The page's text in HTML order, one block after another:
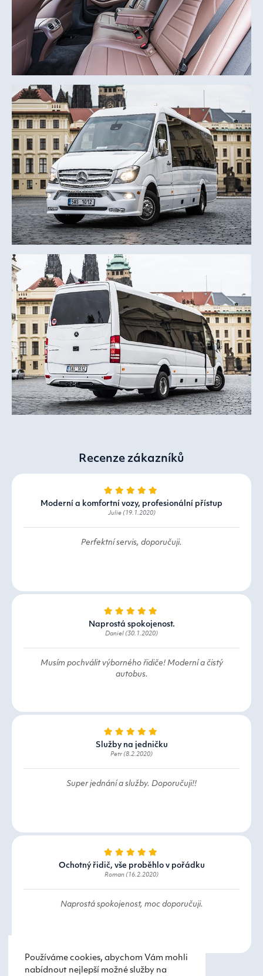
Používáme cookies, abychom Vám mohli
nabídnout nejlepší možné služby na
Recenze zákazníků
Moderní a komfortní vozy, profesionální přístup
Julie (19.1.2020)
Perfektní servis, doporučuji.
Naprostá spokojenost.
Daniel (30.1.2020)
Musím pochválit výborného řidiče! Moderní a čistý
autobus.
Služby na jedničku
Petr (8.2.2020)
Super jednání a služby. Doporučuji!!
Ochotný řidič, vše proběhlo v pořádku
Roman (16.2.2020)
Naprostá spokojenost, moc doporučuji.